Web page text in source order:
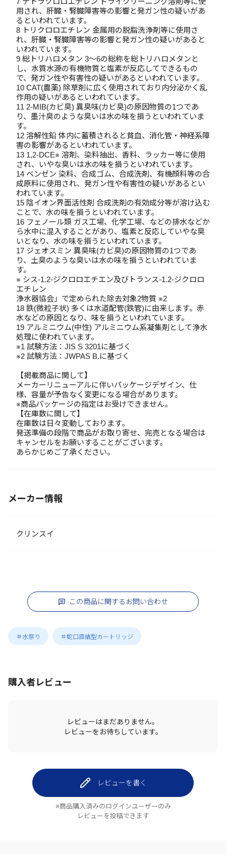
用され、肝臓・腎臓障害等の影響と発ガン性の疑いがあ
るといわれています。
8 トリクロロエチレン 金属用の脱脂洗浄剤等に使用さ
れ、肝臓・腎臓障害等の影響と発ガン性の疑いがあると
いわれています。
9 総トリハロメタン 3～6の総称を総トリハロメタンと
し、水質水源の有機物質と塩素が反応してできるもの
で、発ガン性や有害性の疑いがあるといわれています。
10 CAT(農薬) 除草剤に広く使用されており内分泌かく乱
作用の疑いがあるといわれています。
11 2-MIB(カビ臭) 異臭味(カビ臭)の原因物質の1つであ
り、墨汁臭のような臭いは水の味を損うといわれていま
す。
12 溶解性鉛 体内に蓄積されると貧血、消化管・神経系障
害の影響があるといわれています。
13 1,2-DCE※ 溶剤、染料抽出、香料、ラッカー等に使用
され、いやな臭いは水の味を損うといわれています。
14 ベンゼン 染料、合成ゴム、合成洗剤、有機顔料等の合
成原料に使用され、発ガン性や有害性の疑いがあるとい
われています。
15 陰イオン界面活性剤 合成洗剤の有効成分等が溶け込む
ことで、水の味を損うといわれています。
16 フェノール類 ガス工場、化学工場、などの排水などか
ら水中に混入することがあり、塩素と反応していやな臭
いとなり、水の味を損うといわれています。
17 ジェオスミン 異臭味(カビ臭)の原因物質の1つであ
り、土臭のような臭いは水の味を損うといわれていま
す。
※ シス-1.2-ジクロロエチエン及びトランス-1.2-ジクロロ
エチレン
浄水器協会」で定められた除去対象2物質 ※2
18 鉄(微粒子状) 多くは水道配管(鉄管)に由来します。赤
水などの原因となり、味を損うといわれています。
19 アルミニウム(中性) アルミニウム系凝集剤として浄水
処理に使われています。
※1 試験方法：JIS S 3201に基づく
※2 試験方法：JWPAS B.に基づく
【掲載商品に関して】
メーカーリニューアルに伴いパッケージデザイン、仕
様、容量が予告なく変更になる場合があります。
※商品パッケージの指定はお受けできません。
【在庫数に関して】
在庫数は日々変動しております。
発送準備の段階で商品がお取り寄せ、完売となる場合は
キャンセルをお願いすることがございます。
あらかじめご了承ください。
メーカー情報
クリンスイ
この商品に関するお問い合わせ
＃水祭り ＃蛇口直結型カートリッジ
購入者レビュー
レビューはまだありません。
レビューをお待ちしています。
レビューを書く
※商品購入済みのログインユーザーのみ
レビューを投稿できます